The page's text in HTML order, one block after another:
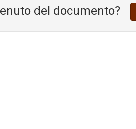
del documento?